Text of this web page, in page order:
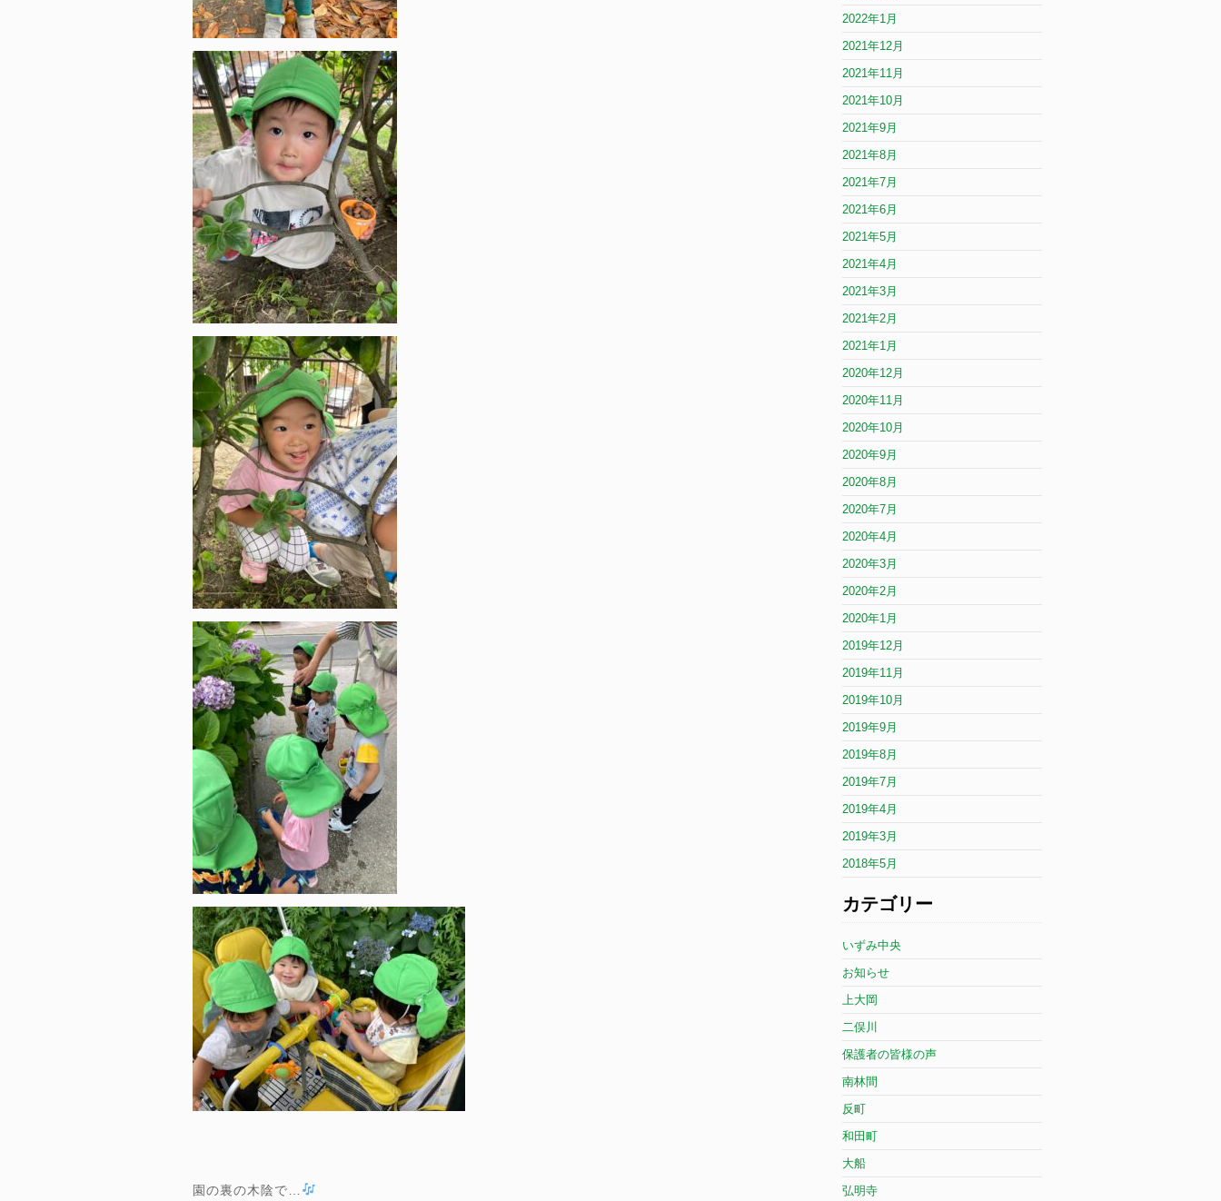
園の裏の木陰で…
2022年1月
2021年12月
2021年11月
2021年10月
2021年9月
2021年8月
2021年7月
2021年6月
2021年5月
2021年4月
2021年3月
2021年2月
2021年1月
2020年12月
2020年11月
2020年10月
2020年9月
2020年8月
2020年7月
2020年4月
2020年3月
2020年2月
2020年1月
2019年12月
2019年11月
2019年10月
2019年9月
2019年8月
2019年7月
2019年4月
2019年3月
2018年5月
カテゴリー
いずみ中央
お知らせ
上大岡
二俣川
保護者の皆様の声
南林間
反町
和田町
大船
弘明寺